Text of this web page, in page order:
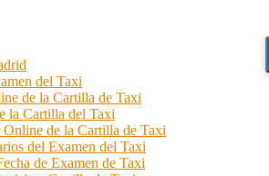
aprobar el examen de la cartilla del taxi
necesaria para aprobar la cartilla
el examen de la cartilla, Examen Taxi es
del Taxi
de la Cartilla de Taxi
la Cartilla del Taxi
Online de la Cartilla de Taxi
del Examen del Taxi
de Examen de Taxi